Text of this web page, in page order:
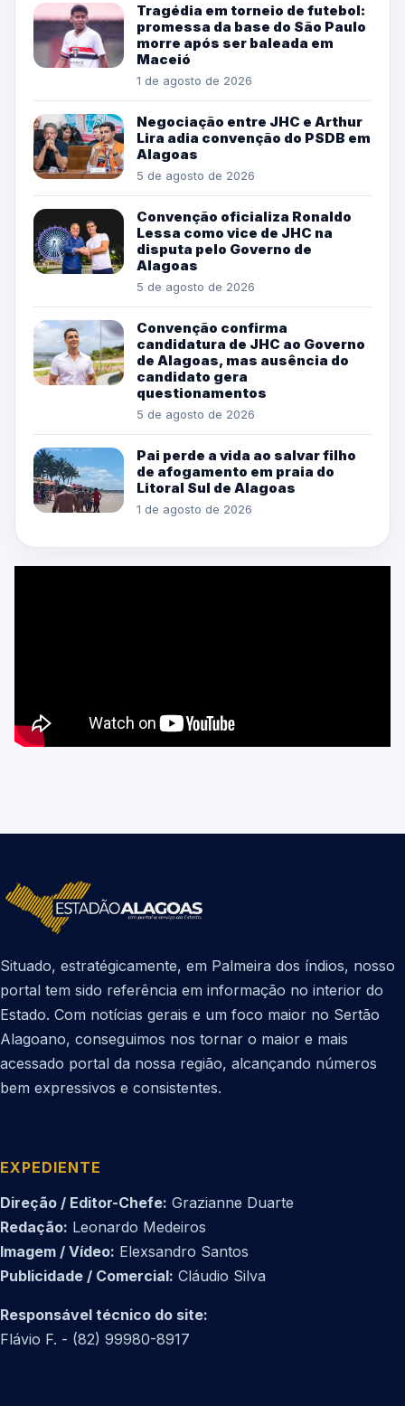
Tragédia em torneio de futebol:
promessa da base do São Paulo
morre após ser baleada em
Maceió
1 de agosto de 2026
Negociação entre JHC e Arthur
Lira adia convenção do PSDB em
Alagoas
5 de agosto de 2026
Convenção oficializa Ronaldo
Lessa como vice de JHC na
disputa pelo Governo de
Alagoas
5 de agosto de 2026
Convenção confirma
candidatura de JHC ao Governo
de Alagoas, mas ausência do
candidato gera
questionamentos
5 de agosto de 2026
Pai perde a vida ao salvar filho
de afogamento em praia do
Litoral Sul de Alagoas
1 de agosto de 2026
Situado, estratégicamente, em Palmeira dos índios, nosso
portal tem sido referência em informação no interior do
Estado. Com notícias gerais e um foco maior no Sertão
Alagoano, conseguimos nos tornar o maior e mais
acessado portal da nossa região, alcançando números
bem expressivos e consistentes.
EXPEDIENTE
Direção / Editor-Chefe: Grazianne Duarte
Redação: Leonardo Medeiros
Imagem / Vídeo: Elexsandro Santos
Publicidade / Comercial: Cláudio Silva
Responsável técnico do site:
Flávio F. - (82) 99980-8917